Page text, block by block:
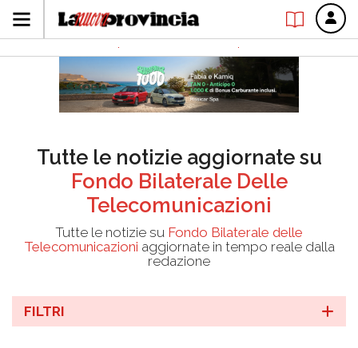
Tutte le notizie aggiornate su
Fondo Bilaterale Delle
Telecomunicazioni
Tutte le notizie su Fondo Bilaterale delle
Telecomunicazioni aggiornate in tempo reale dalla
redazione
FILTRI